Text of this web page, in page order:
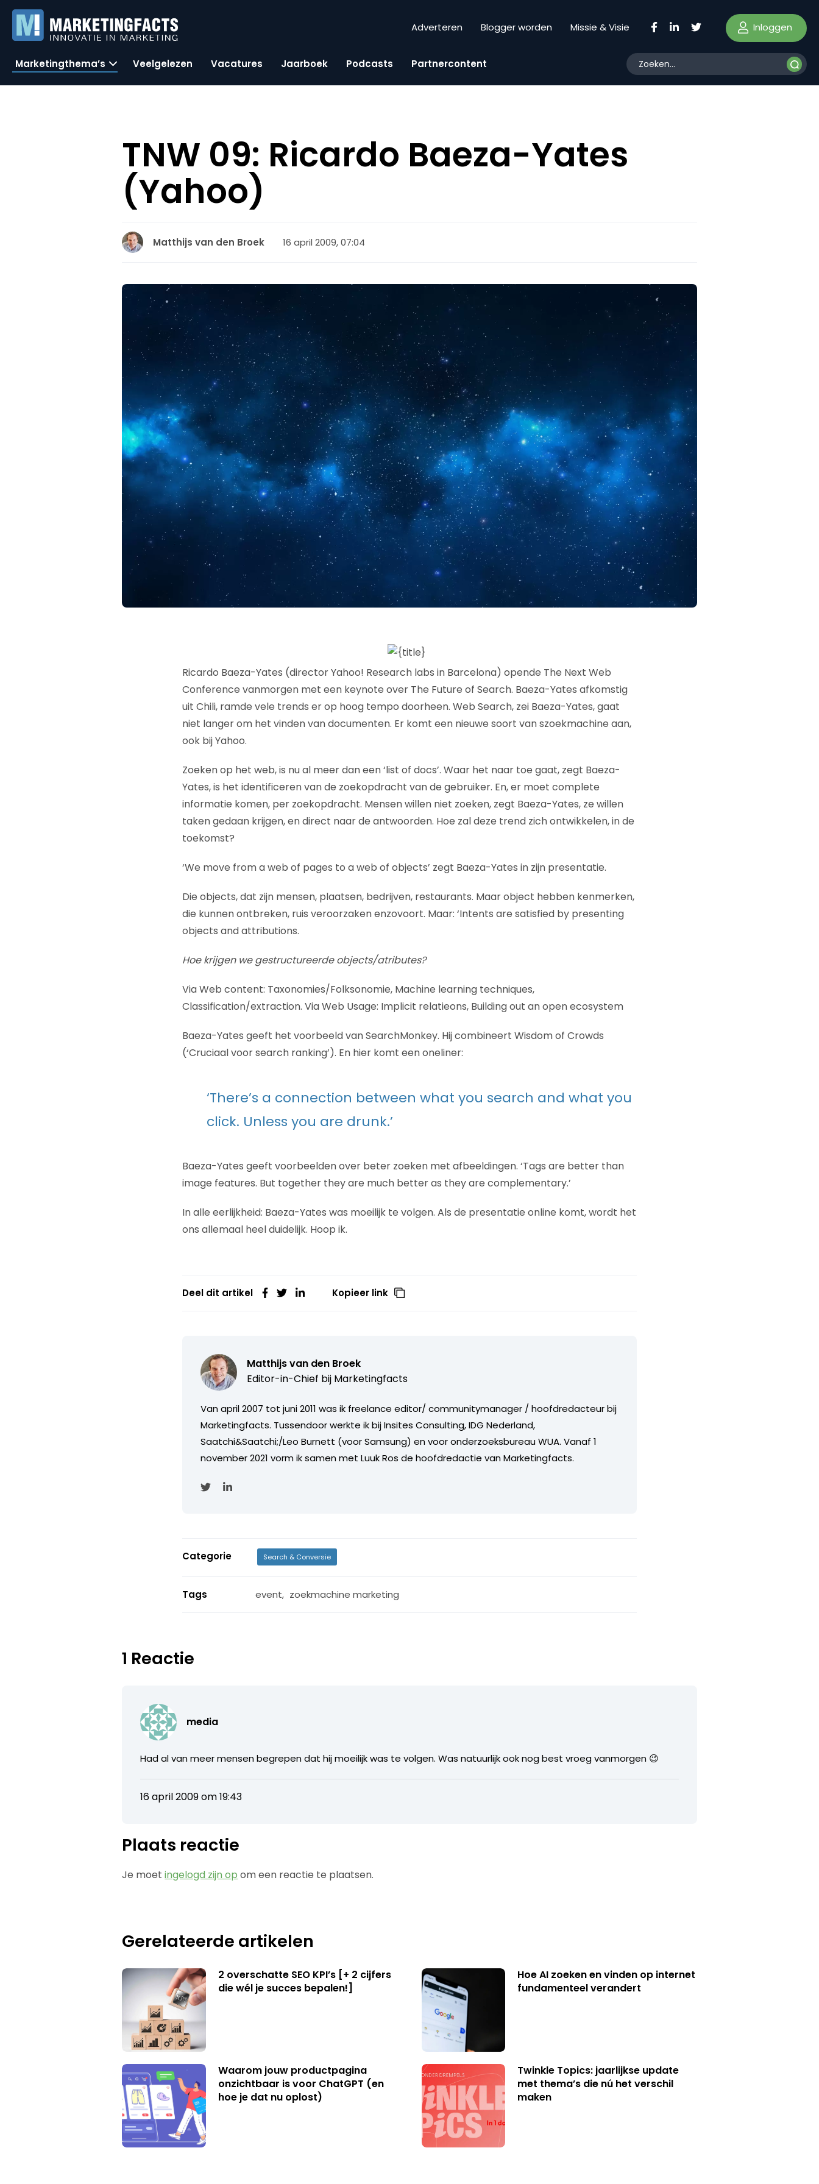
Adverteren Blogger worden Missie & Visie Inloggen
Marketingthema’s Veelgelezen Vacatures Jaarboek Podcasts Partnercontent
TNW 09: Ricardo Baeza-Yates
(Yahoo)
Matthijs van den Broek 16 april 2009, 07:04
Ricardo Baeza-Yates (director Yahoo! Research labs in Barcelona) opende The Next Web
Conference vanmorgen met een keynote over The Future of Search. Baeza-Yates afkomstig
uit Chili, ramde vele trends er op hoog tempo doorheen. Web Search, zei Baeza-Yates, gaat
niet langer om het vinden van documenten. Er komt een nieuwe soort van szoekmachine aan,
ook bij Yahoo.
Zoeken op het web, is nu al meer dan een ‘list of docs’. Waar het naar toe gaat, zegt Baeza-
Yates, is het identificeren van de zoekopdracht van de gebruiker. En, er moet complete
informatie komen, per zoekopdracht. Mensen willen niet zoeken, zegt Baeza-Yates, ze willen
taken gedaan krijgen, en direct naar de antwoorden. Hoe zal deze trend zich ontwikkelen, in de
toekomst?
‘We move from a web of pages to a web of objects’ zegt Baeza-Yates in zijn presentatie.
Die objects, dat zijn mensen, plaatsen, bedrijven, restaurants. Maar object hebben kenmerken,
die kunnen ontbreken, ruis veroorzaken enzovoort. Maar: ‘Intents are satisfied by presenting
objects and attributions.
Hoe krijgen we gestructureerde objects/atributes?
Via Web content: Taxonomies/Folksonomie, Machine learning techniques,
Classification/extraction. Via Web Usage: Implicit relatieons, Building out an open ecosystem
Baeza-Yates geeft het voorbeeld van SearchMonkey. Hij combineert Wisdom of Crowds
(‘Cruciaal voor search ranking’). En hier komt een oneliner:
‘There’s a connection between what you search and what you
click. Unless you are drunk.’
Baeza-Yates geeft voorbeelden over beter zoeken met afbeeldingen. ‘Tags are better than
image features. But together they are much better as they are complementary.’
In alle eerlijkheid: Baeza-Yates was moeilijk te volgen. Als de presentatie online komt, wordt het
ons allemaal heel duidelijk. Hoop ik.
Deel dit artikel Kopieer link
Matthijs van den Broek
Editor-in-Chief bij Marketingfacts
Van april 2007 tot juni 2011 was ik freelance editor/ communitymanager / hoofdredacteur bij
Marketingfacts. Tussendoor werkte ik bij Insites Consulting, IDG Nederland,
Saatchi&Saatchi;/Leo Burnett (voor Samsung) en voor onderzoeksbureau WUA. Vanaf 1
november 2021 vorm ik samen met Luuk Ros de hoofdredactie van Marketingfacts.
Categorie Search & Conversie
Tags event, zoekmachine marketing
1 Reactie
media
Had al van meer mensen begrepen dat hij moeilijk was te volgen. Was natuurlijk ook nog best vroeg vanmorgen 😉
16 april 2009 om 19:43
Plaats reactie
Je moetingelogd zijn op om een reactie te plaatsen.
Gerelateerde artikelen
2 overschatte SEO KPI’s [+ 2 cijfers
die wél je succes bepalen!]
Hoe AI zoeken en vinden op internet
fundamenteel verandert
Waarom jouw productpagina
onzichtbaar is voor ChatGPT (en
hoe je dat nu oplost)
Twinkle Topics: jaarlijkse update
met thema’s die nú het verschil
maken